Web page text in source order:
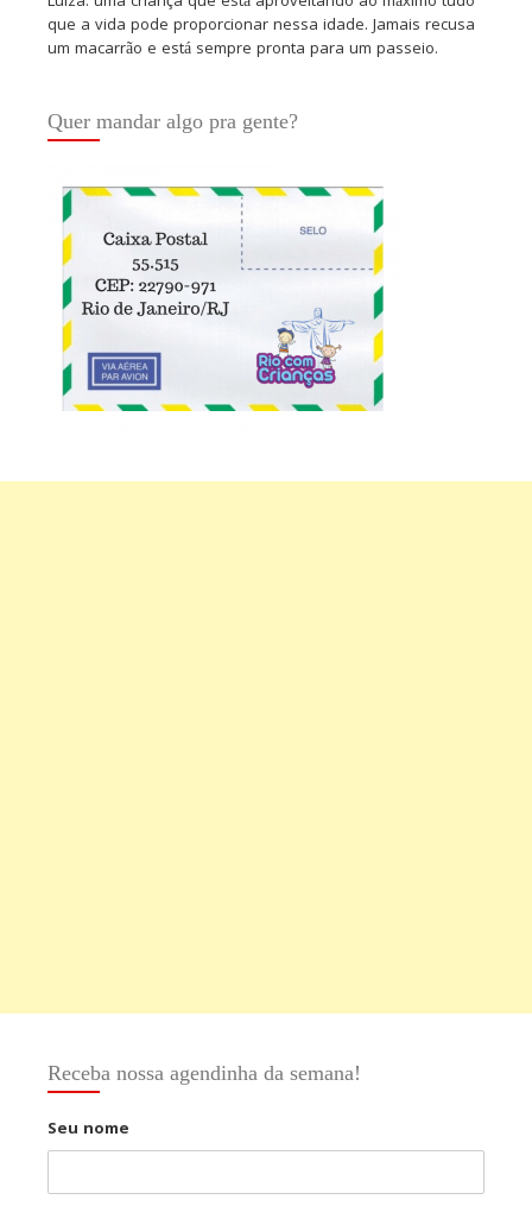
que a vida pode proporcionar nessa idade. Jamais recusa
um macarrão e está sempre pronta para um passeio.
Quer mandar algo pra gente?
Receba nossa agendinha da semana!
Seu nome